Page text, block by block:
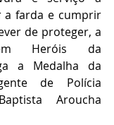
a farda e cumprir
de proteger, a
Heróis da
a Medalha da
de Polícia
Aroucha